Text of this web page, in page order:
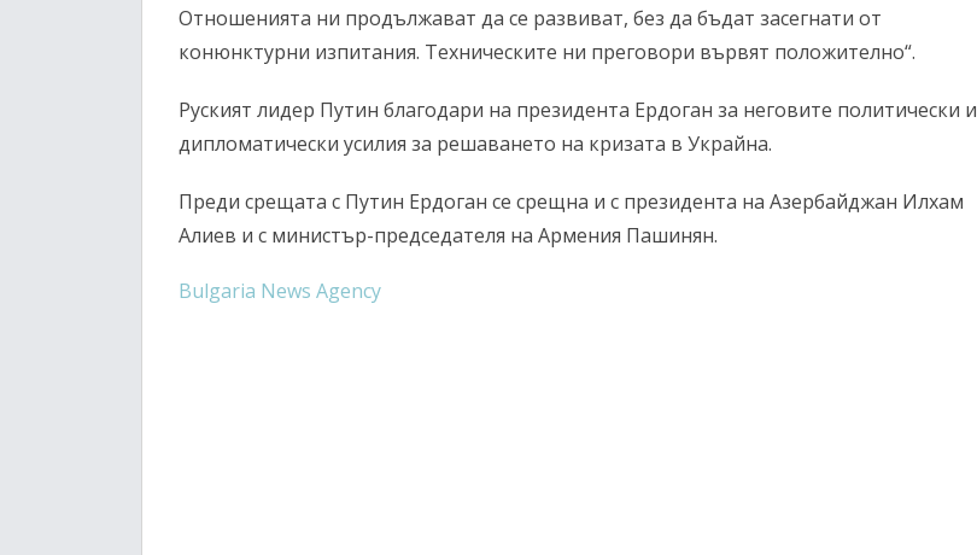
Отношенията ни продължават да се развиват, без да бъдат засегнати от
конюнктурни изпитания. Техническите ни преговори вървят положително“.
Руският лидер Путин благодари на президента Ердоган за неговите политически и
дипломатически усилия за решаването на кризата в Украйна.
Преди срещата с Путин Ердоган се срещна и с президента на Азербайджан Илхам
Алиев и с министър-председателя на Армения Пашинян.
Bulgaria News Agency